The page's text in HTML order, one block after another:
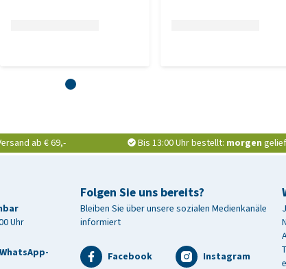
und danach alle 2 Wochen bis zum
Sie bei der Behandlung von trächtigen
mit bekannter Überempfindlichkeit
ab € 69,- Bis 13:00 Uhr bestellt: morgen
Uhr
Folgen Sie uns bereits?
Bleiben Sie über unsere sozialen Medienkanäle
informiert
Facebook Instagram